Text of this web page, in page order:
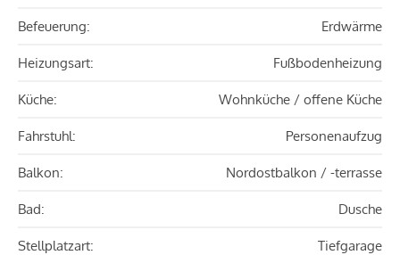
Befeuerung: Erdwärme
Heizungsart: Fußbodenheizung
Küche: Wohnküche / offene Küche
Fahrstuhl: Personenaufzug
Balkon: Nordostbalkon / -terrasse
Bad: Dusche
Stellplatzart: Tiefgarage